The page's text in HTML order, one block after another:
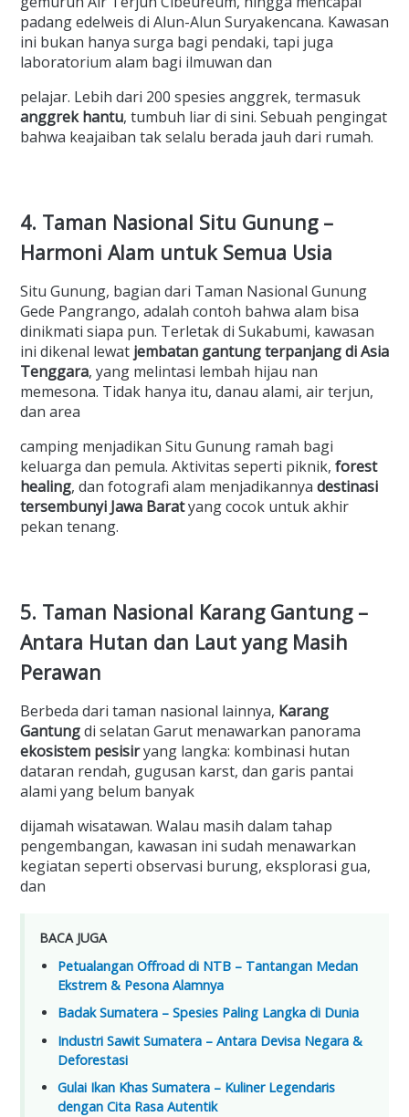
padang edelweis di Alun-Alun Suryakencana. Kawasan
ini bukan hanya surga bagi pendaki, tapi juga
laboratorium alam bagi ilmuwan dan
pelajar. Lebih dari 200 spesies anggrek, termasuk
anggrek hantu, tumbuh liar di sini. Sebuah pengingat
bahwa keajaiban tak selalu berada jauh dari rumah.
4. Taman Nasional Situ Gunung –
Harmoni Alam untuk Semua Usia
Situ Gunung, bagian dari Taman Nasional Gunung
Gede Pangrango, adalah contoh bahwa alam bisa
dinikmati siapa pun. Terletak di Sukabumi, kawasan
ini dikenal lewat jembatan gantung terpanjang di Asia
Tenggara, yang melintasi lembah hijau nan
memesona. Tidak hanya itu, danau alami, air terjun,
dan area
camping menjadikan Situ Gunung ramah bagi
keluarga dan pemula. Aktivitas seperti piknik, forest
healing, dan fotografi alam menjadikannya destinasi
tersembunyi Jawa Baratyang cocok untuk akhir
pekan tenang.
5. Taman Nasional Karang Gantung –
Antara Hutan dan Laut yang Masih
Perawan
Berbeda dari taman nasional lainnya, Karang
Gantungdi selatan Garut menawarkan panorama
ekosistem pesisiryang langka: kombinasi hutan
dataran rendah, gugusan karst, dan garis pantai
alami yang belum banyak
dijamah wisatawan. Walau masih dalam tahap
pengembangan, kawasan ini sudah menawarkan
kegiatan seperti observasi burung, eksplorasi gua,
dan
BACA JUGA
Petualangan Offroad di NTB – Tantangan Medan
Ekstrem & Pesona Alamnya
Badak Sumatera – Spesies Paling Langka di Dunia
Industri Sawit Sumatera – Antara Devisa Negara &
Deforestasi
Gulai Ikan Khas Sumatera – Kuliner Legendaris
dengan Cita Rasa Autentik